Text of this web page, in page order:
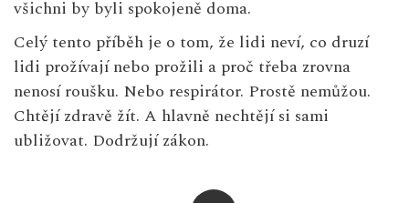
všichni by byli spokojeně doma.
Celý tento příběh je o tom, že lidi neví, co druzí
lidi prožívají nebo prožili a proč třeba zrovna
nenosí roušku. Nebo respirátor. Prostě nemůžou.
Chtějí zdravě žít. A hlavně nechtějí si sami
ubližovat. Dodržují zákon.